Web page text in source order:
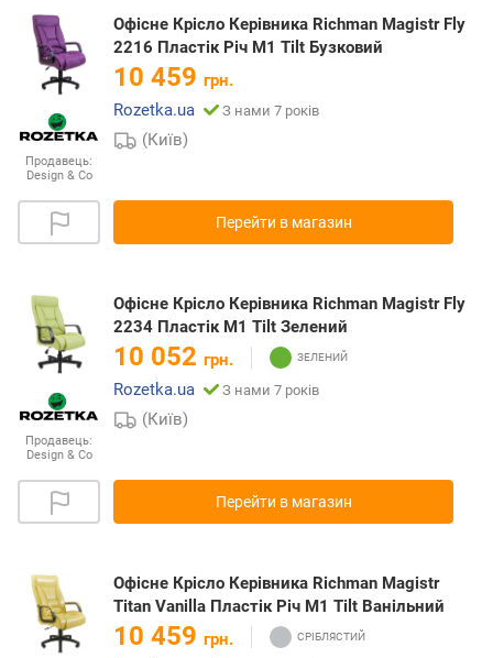
Продавець:
Design & Co
Офісне Крісло Керівника Richman Magistr Fly
2216 Пластік Річ М1 Tilt Бузковий
10 459 грн.
Rozetka.ua
З нами 7 років
(Київ)
Перейти в магазин
Продавець:
Design & Co
Офісне Крісло Керівника Richman Magistr Fly
2234 Пластік М1 Tilt Зелений
10 052 грн.
Rozetka.ua
З нами 7 років
(Київ)
Перейти в магазин
Офісне Крісло Керівника Richman Magistr
Titan Vanilla Пластік Річ М1 Tilt Ванільний
10 459 грн.